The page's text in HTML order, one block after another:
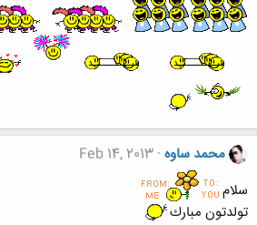
محمد ساوه Feb 14, 2013
سلام
تولدتون مبارك